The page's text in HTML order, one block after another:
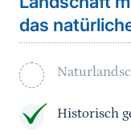
das
Historisch